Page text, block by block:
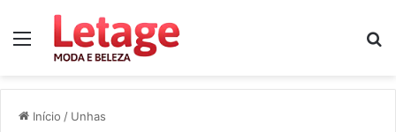
Menu
Início / Unhas